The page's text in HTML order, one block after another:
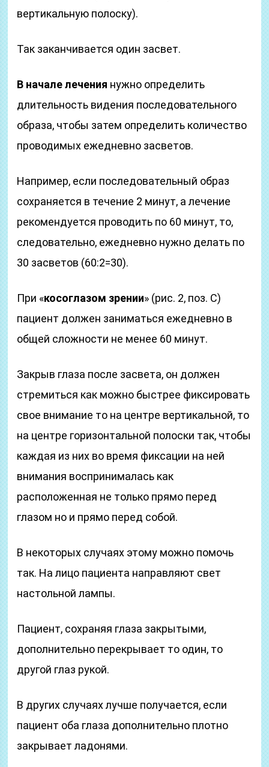
вертикальную полоску).
Так заканчивается один засвет.
В начале лечения нужно определить
длительность видения последовательного
образа, чтобы затем определить количество
проводимых ежедневно засветов.
Например, если последовательный образ
сохраняется в течение 2 минут, а лечение
рекомендуется проводить по 60 минут, то,
следовательно, ежедневно нужно делать по
30 засветов (60:2=30).
При «косоглазом зрении» (рис. 2, поз. С)
пациент должен заниматься ежедневно в
общей сложности не менее 60 минут.
Закрыв глаза после засвета, он должен
стремиться как можно быстрее фиксировать
свое внимание то на центре вертикальной, то
на центре горизонтальной полоски так, чтобы
каждая из них во время фиксации на ней
внимания воспринималась как
расположенная не только прямо перед
глазом но и прямо перед собой.
В некоторых случаях этому можно помочь
так. На лицо пациента направляют свет
настольной лампы.
Пациент, сохраняя глаза закрытыми,
дополнительно перекрывает то один, то
другой глаз рукой.
В других случаях лучше получается, если
пациент оба глаза дополнительно плотно
закрывает ладонями.